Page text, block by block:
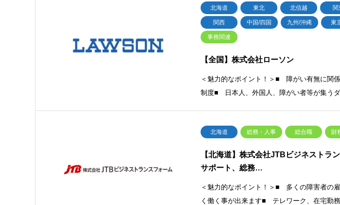
北海道 東北 北信越 関
関西 中国/四国 九州/沖縄 東
事務関連
【全国】株式会社ローソン
＜魅力的なポイント！＞■ 障がい有無に関
制度■ 日本人、外国人、障がい者等が集う
北海道 総務・人事 総合職 財
【北海道】株式会社JTBビジネストラ
サポート、総務…
＜魅力的なポイント！＞■ 多くの障害者の
く働く事が出来ます■ テレワーク、在宅勤